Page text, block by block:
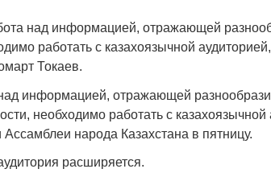
над информацией, отражающей
работать с казахоязычной
Токаев.
информацией, отражающей
необходимо работать с казахоязычной
народа Казахстана в пятницу.
расширяется.
выбрал свет
17:00 29972
Странная
Дарига не